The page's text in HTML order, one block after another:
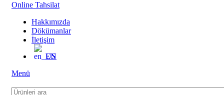
Online Tahsilat
Hakkımızda
Dökümanlar
İletişim
EN
Menü